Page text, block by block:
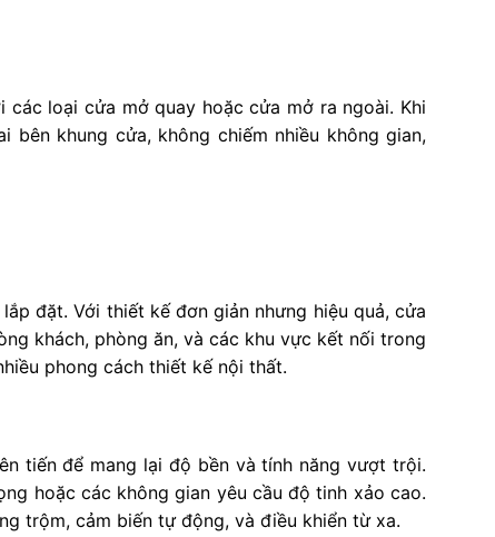
loại cửa mở quay hoặc cửa mở ra ngoài. Khi
khung cửa, không chiếm nhiều không gian,
đặt. Với thiết kế đơn giản nhưng hiệu quả, cửa
khách, phòng ăn, và các khu vực kết nối trong
phong cách thiết kế nội thất.
tiến để mang lại độ bền và tính năng vượt trội.
hoặc các không gian yêu cầu độ tinh xảo cao.
trộm, cảm biến tự động, và điều khiển từ xa.